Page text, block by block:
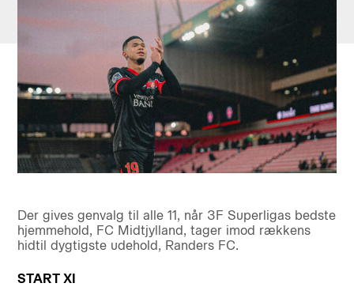
Der gives genvalg til alle 11, når 3F Superligas bedste
hjemmehold, FC Midtjylland, tager imod rækkens
hidtil dygtigste udehold, Randers FC.
START XI